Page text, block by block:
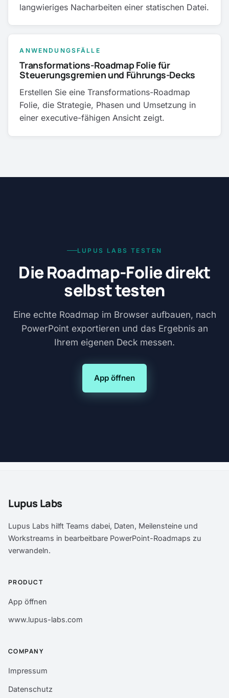
langwieriges Nacharbeiten einer statischen Datei.
ANWENDUNGSFÄLLE
Transformations-Roadmap Folie für
Steuerungsgremien und Führungs-Decks
Erstellen Sie eine Transformations-Roadmap
Folie, die Strategie, Phasen und Umsetzung in
einer executive-fähigen Ansicht zeigt.
LUPUS LABS TESTEN
Die Roadmap-Folie direkt
selbst testen
Eine echte Roadmap im Browser aufbauen, nach
PowerPoint exportieren und das Ergebnis an
Ihrem eigenen Deck messen.
App öffnen
Lupus Labs
Lupus Labs hilft Teams dabei, Daten, Meilensteine und
Workstreams in bearbeitbare PowerPoint-Roadmaps zu
verwandeln.
PRODUCT
App öffnen
www.lupus-labs.com
COMPANY
Impressum
Datenschutz